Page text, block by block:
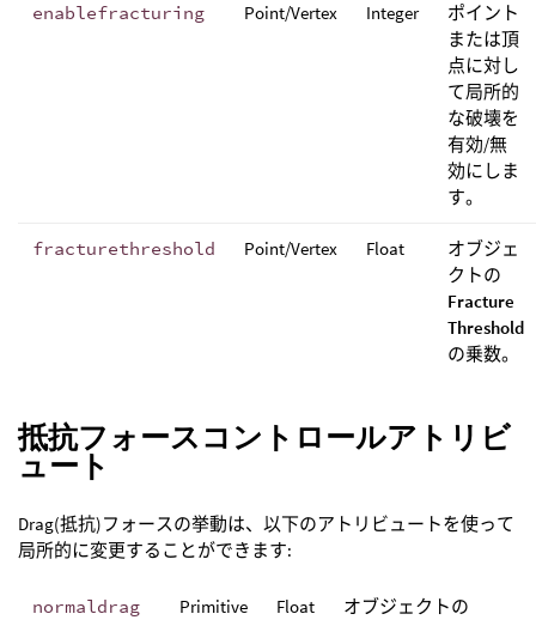
enablefracturing Point/Vertex Integer
ポイント
または頂
点に対し
て局所的
な破壊を
有効/無
効にしま
す。
fracturethreshold Point/Vertex Float
オブジェ
クトの
Fracture
Threshold
の乗数。
抵抗フォースコントロールアトリビ
ュート
Drag(抵抗)フォースの挙動は、以下のアトリビュートを使って
局所的に変更することができます:
normaldrag Primitive Float
オブジェクトの